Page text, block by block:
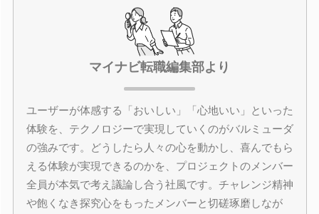
マイナビ転職編集部より
ユーザーが体感する「おいしい」「心地いい」といった
体験を、テクノロジーで実現していくのがバルミューダ
の強みです。どうしたら人々の心を動かし、喜んでもら
える体験が実現できるのかを、プロジェクトのメンバー
全員が本気で考え議論し合う社風です。チャレンジ精神
や飽くなき探究心をもったメンバーと切磋琢磨しなが